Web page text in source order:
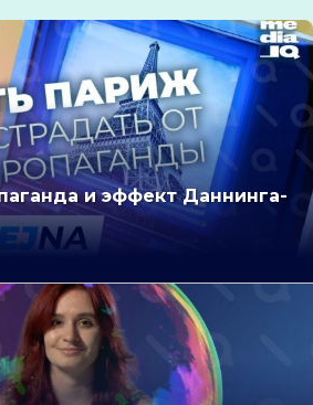
и эффект Даннинга-